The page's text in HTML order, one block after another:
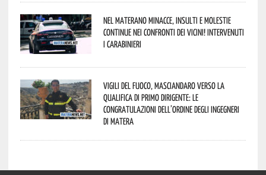
Nel materano minacce, insulti e molestie
continue nei confronti dei vicini! Intervenuti
i Carabinieri
Vigili del Fuoco, Masciandaro verso la
qualifica di Primo Dirigente: le
congratulazioni dell’Ordine degli Ingegneri
di Matera